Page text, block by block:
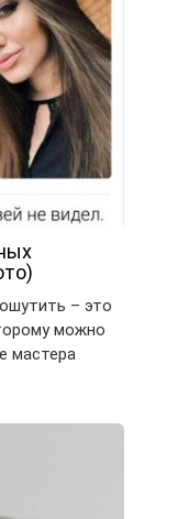
– это
можно
мастера